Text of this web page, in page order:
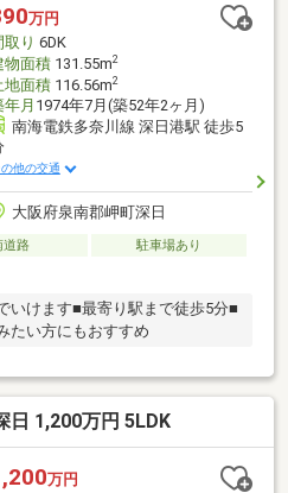
万円
取り 6DK
物面積131.55m2
地面積116.56m2
年月 1974年7月(築52年2ヶ月)
南海電鉄多奈川線 深日港駅 徒歩5
の他の交通
大阪府泉南郡岬町深日
道路
駐車場あり
いけます■最寄り駅まで徒歩5分■
たい方にもおすすめ
日 1,200万円 5LDK
万円